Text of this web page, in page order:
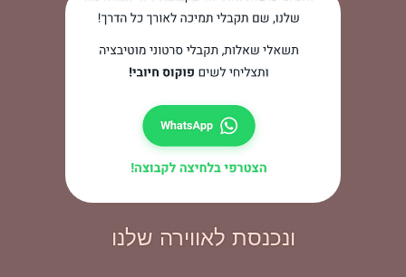
ונכנסת לאווירה שלנו